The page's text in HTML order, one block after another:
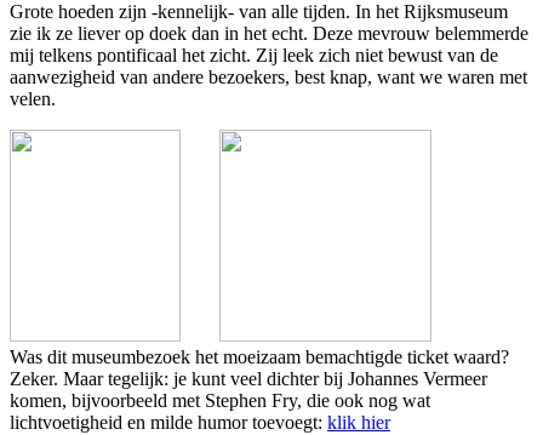
Grote hoeden zijn -kennelijk- van alle tijden. In het Rijksmuseum
zie ik ze liever op doek dan in het echt. Deze mevrouw belemmerde
mij telkens pontificaal het zicht. Zij leek zich niet bewust van de
aanwezigheid van andere bezoekers, best knap, want we waren met
velen.
Was dit museumbezoek het moeizaam bemachtigde ticket waard?
Zeker. Maar tegelijk: je kunt veel dichter bij Johannes Vermeer
komen, bijvoorbeeld met Stephen Fry, die ook nog wat
lichtvoetigheid en milde humor toevoegt: klik hier